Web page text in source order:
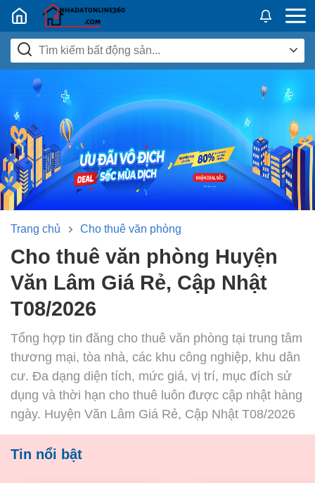
Nhadatban24h.vn
Trang chủ Cho thuê văn phòng
Cho thuê văn phòng Huyện
Văn Lâm Giá Rẻ, Cập Nhật
T08/2026
Tổng hợp tin đăng cho thuê văn phòng tại trung tâm
thương mại, tòa nhà, các khu công nghiệp, khu dân
cư. Đa dạng diện tích, mức giá, vị trí, mục đích sử
dụng và thời hạn cho thuê luôn được cập nhật hàng
ngày. Huyện Văn Lâm Giá Rẻ, Cập Nhật T08/2026
Tin nổi bật